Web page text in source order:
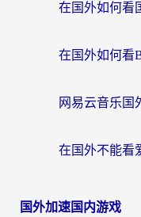
国外加速国内游戏